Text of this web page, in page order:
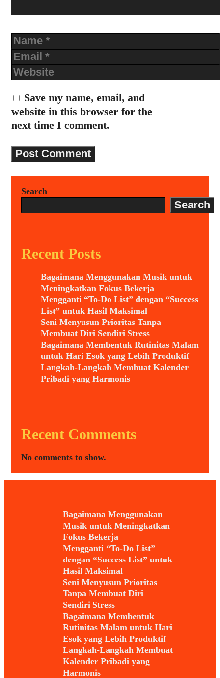
Name
Email
Website
Save my name, email, and
website in this browser for the
next time I comment.
Search
Search
Recent Posts
Bagaimana Menggunakan Musik untuk
Meningkatkan Fokus Bekerja
Mengganti “To-Do List” dengan “Success
List” untuk Hasil Maksimal
Seni Menyusun Prioritas Tanpa
Membuat Diri Sendiri Stress
Bagaimana Membentuk Rutinitas Malam
untuk Hari Esok yang Lebih Produktif
Langkah-Langkah Membuat Kalender
Pribadi yang Harmonis
Recent Comments
No comments to show.
Bagaimana Menggunakan
Musik untuk Meningkatkan
Fokus Bekerja
Mengganti “To-Do List”
dengan “Success List” untuk
Hasil Maksimal
Seni Menyusun Prioritas
Tanpa Membuat Diri
Sendiri Stress
Bagaimana Membentuk
Rutinitas Malam untuk Hari
Esok yang Lebih Produktif
Langkah-Langkah Membuat
Kalender Pribadi yang
Harmonis